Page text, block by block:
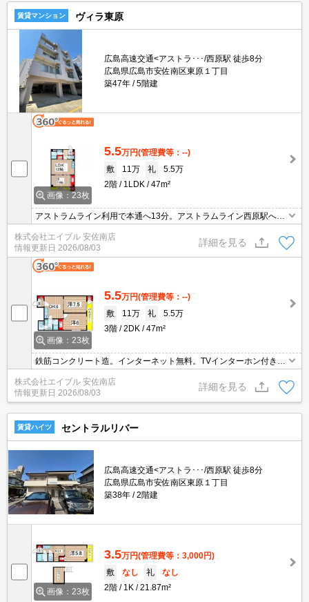
賃貸マンション ヴィラ東原
広島高速交通<アストラ･･･/西原駅 徒歩8分
広島県広島市安佐南区東原１丁目
築47年
5階建
画像：23枚
5.5万円(管理費等：--)
敷
11万 礼
5.5万
2階
1LDK 47m²
アストラムライン利用で本通へ13分。アストラムライン西原駅へ徒
照明器具付。シャワー付独立洗面台。システムキッチン。3口ガス
コンロ付。
株式会社エイブル 安佐南店
情報更新日 2026/08/03
詳細を見る
画像：23枚
5.5万円(管理費等：--)
敷
11万 礼
5.5万
3階
2DK 47m²
鉄筋コンクリート造。インターネット無料。TVインターホン付き。
洗面化粧台付き。温水洗浄便座付き。システムキッチン。3口ガス
コンロ付。エアコン2基付き。セブンイレブンへ300m。フレスタへ
320m。
株式会社エイブル 安佐南店
情報更新日 2026/08/03
詳細を見る
賃貸ハイツ セントラルリバー
広島高速交通<アストラ･･･/西原駅 徒歩8分
広島県広島市安佐南区東原１丁目
築38年
2階建
画像：23枚
3.5万円(管理費等：3,000円)
敷
なし 礼
なし
2階
1K 21.87m²